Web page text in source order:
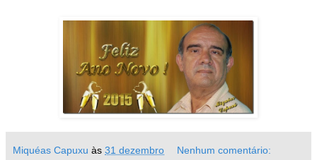
Miquéas Capuxu às 31 dezembro Nenhum comentário: